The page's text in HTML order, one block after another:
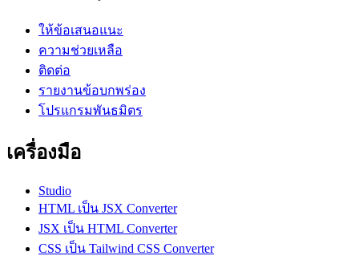
ให้ข้อเสนอแนะ
ความช่วยเหลือ
ติดต่อ
รายงานข้อบกพร่อง
โปรแกรมพันธมิตร
เครื่องมือ
Studio
HTML เป็น JSX Converter
JSX เป็น HTML Converter
CSS เป็น Tailwind CSS Converter